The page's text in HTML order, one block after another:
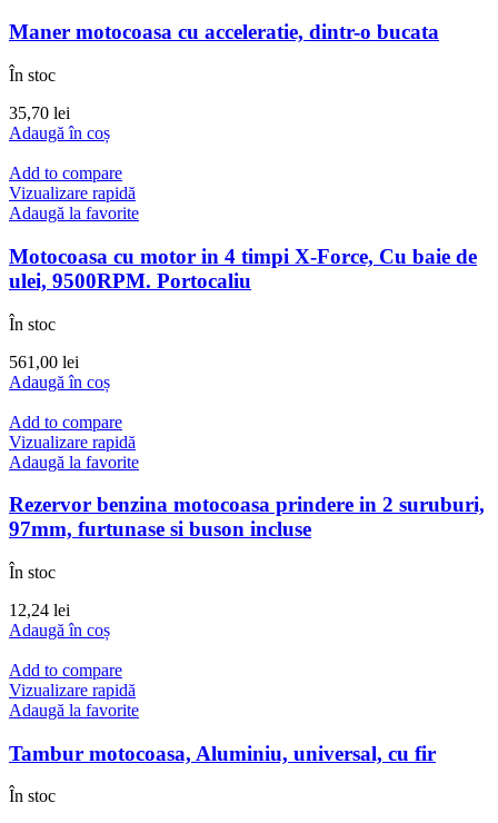
Maner motocoasa cu acceleratie, dintr-o bucata
În stoc
35,70 lei
Adaugă în coș
Add to compare
Vizualizare rapidă
Adaugă la favorite
Motocoasa cu motor in 4 timpi X-Force, Cu baie de
ulei, 9500RPM. Portocaliu
În stoc
561,00 lei
Adaugă în coș
Add to compare
Vizualizare rapidă
Adaugă la favorite
Rezervor benzina motocoasa prindere in 2 suruburi,
97mm, furtunase si buson incluse
În stoc
12,24 lei
Adaugă în coș
Add to compare
Vizualizare rapidă
Adaugă la favorite
Tambur motocoasa, Aluminiu, universal, cu fir
În stoc